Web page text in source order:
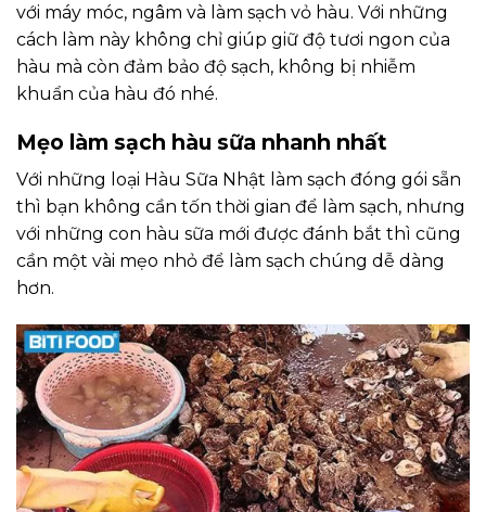
với máy móc, ngâm và làm sạch vỏ hàu. Với những
cách làm này không chỉ giúp giữ độ tươi ngon của
hàu mà còn đảm bảo độ sạch, không bị nhiễm
khuẩn của hàu đó nhé.
Mẹo làm sạch hàu sữa nhanh nhất
Với những loại Hàu Sữa Nhật làm sạch đóng gói sẵn
thì bạn không cần tốn thời gian để làm sạch, nhưng
với những con hàu sữa mới được đánh bắt thì cũng
cần một vài mẹo nhỏ để làm sạch chúng dễ dàng
hơn.